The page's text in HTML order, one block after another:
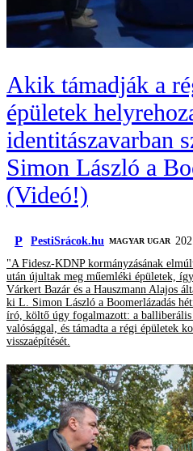
Akik támadják a
épületek
identitászavarban
Simon László a
(Videó!)
P PestiSrácok.hu MAGYAR UGAR
"A Fidesz-KDNP kormányzásának
után újultak meg műemléki épületek,
Várkert Bazár és a Hauszmann Alajos
ki L. Simon László a Boomerlázadás
író, költő úgy fogalmazott: a
valósággal, és támadta a régi épületek
visszaépítését.